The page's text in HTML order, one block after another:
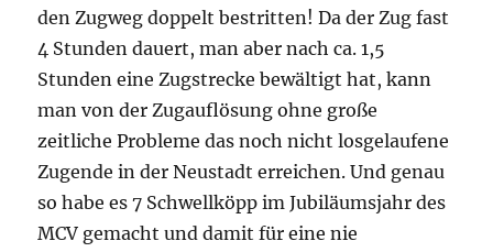
den Zugweg doppelt bestritten! Da der Zug fast
4 Stunden dauert, man aber nach ca. 1,5
Stunden eine Zugstrecke bewältigt hat, kann
man von der Zugauflösung ohne große
zeitliche Probleme das noch nicht losgelaufene
Zugende in der Neustadt erreichen. Und genau
so habe es 7 Schwellköpp im Jubiläumsjahr des
MCV gemacht und damit für eine nie